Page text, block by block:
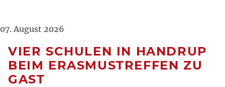
07. August 2026
VIER SCHULEN IN HANDRUP
BEIM ERASMUSTREFFEN ZU
GAST